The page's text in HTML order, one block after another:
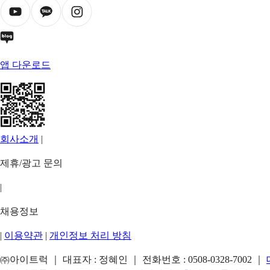
앱 다운로드
회사소개 |
제휴/광고 문의
|
채용정보
| 이용약관 | 개인정보 처리 방침
㈜아이트럭 ｜ 대표자 : 정혜인 ｜ 전화번호 : 0508-0328-7002